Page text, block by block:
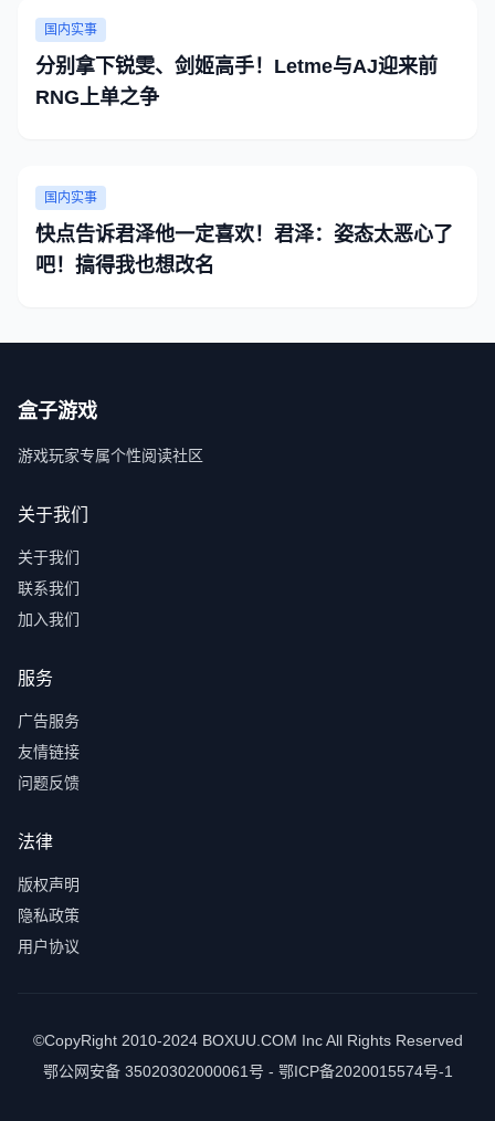
国内实事
分别拿下锐雯、剑姬高手！Letme与AJ迎来前
RNG上单之争
国内实事
快点告诉君泽他一定喜欢！君泽：姿态太恶心了
吧！搞得我也想改名
盒子游戏
游戏玩家专属个性阅读社区
关于我们
关于我们
联系我们
加入我们
服务
广告服务
友情链接
问题反馈
法律
版权声明
隐私政策
用户协议
©CopyRight 2010-2024 BOXUU.COM Inc All Rights Reserved
鄂公网安备 35020302000061号 - 鄂ICP备2020015574号-1